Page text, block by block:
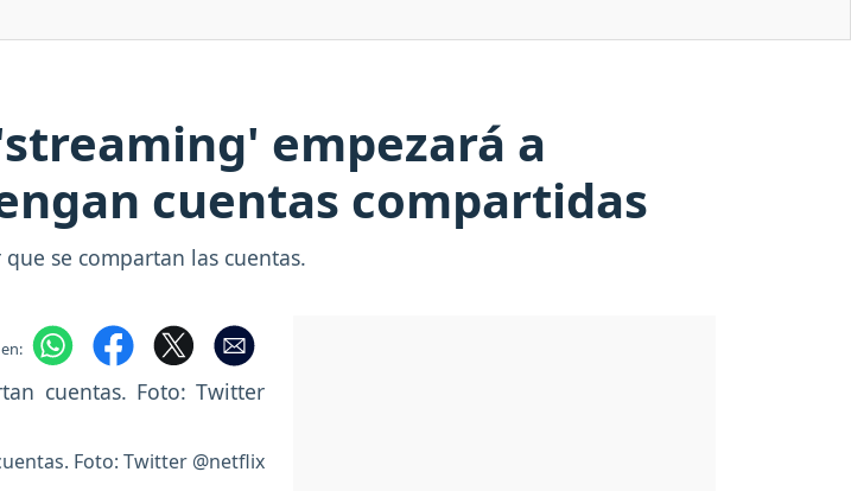
empezará a
cuentas compartidas
se compartan las cuentas.
Foto: Twitter @netflix